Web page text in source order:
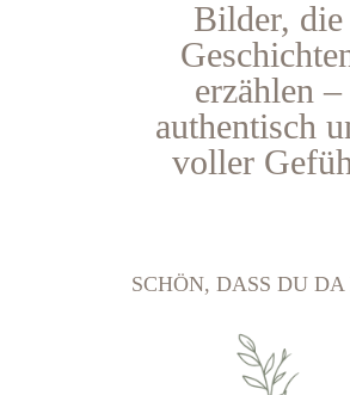
Bilder, die
erzählen –
authentisch
voller
SCHÖN, DASS DU DA